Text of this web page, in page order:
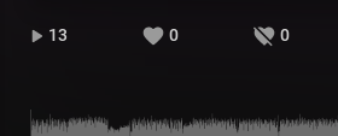
13 0 0